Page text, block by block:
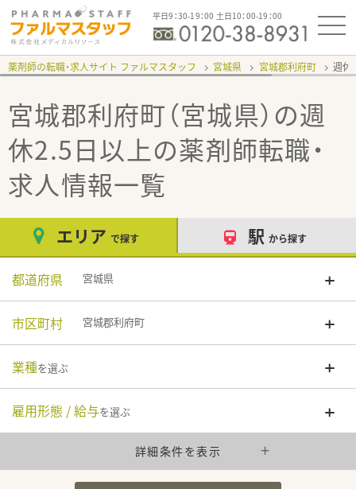
平日9：30-19：00 土日10：00-19：00
薬剤師の転職・求人サイト ファルマスタッフ 宮城県 宮城郡利府町 週休
宮城郡利府町（宮城県）の週
休2.5日以上の薬剤師転職・
求人情報一覧
エリア で探す 駅 から探す
都道府県 宮城県
市区町村 宮城郡利府町
業種を選ぶ
雇用形態 / 給与を選ぶ
詳細条件を表示